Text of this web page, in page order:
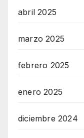
abril 2025
marzo 2025
febrero 2025
enero 2025
diciembre 2024